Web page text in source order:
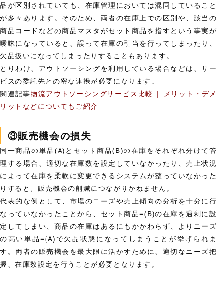
品が区別されていても、在庫管理においては混同していること
が多々あります。そのため、両者の在庫上での区別や、該当の
商品コードなどの商品マスタがセット商品を指すという事実が
曖昧になっていると、誤って在庫の引当を行ってしまったり、
欠品扱いになってしまったりすることもあります。
とりわけ、アウトソーシングを利用している場合などは、サー
ビスの委託先との密な連携が必要になります。
関連記事物流アウトソーシングサービス比較 | メリット・デメ
リットなどについてもご紹介
③販売機会の損失
同一商品の単品(A)とセット商品(B)の在庫をそれぞれ分けて管
理する場合、適切な在庫数を設定していなかったり、売上状況
によって在庫を柔軟に変更できるシステムが整っていなかった
りすると、販売機会の削減につながりかねません。
代表的な例として、市場のニーズや売上傾向の分析を十分に行
なっていなかったことから、セット商品=(B)の在庫を過剰に設
定してしまい、商品の在庫はあるにもかかわらず、よりニーズ
の高い単品=(A)で欠品状態になってしまうことが挙げられま
す。両者の販売機会を最大限に活かすために、適切なニーズ把
握、在庫数設定を行うことが必要となります。